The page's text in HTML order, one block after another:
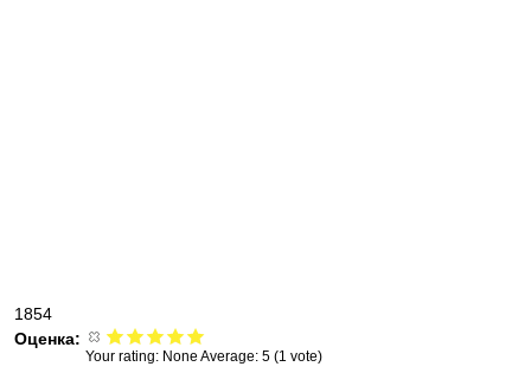
1854
Оценка:
Your rating: None Average: 5 (1 vote)